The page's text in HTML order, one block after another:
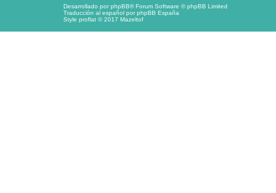
Desarrollado porphpBB® Forum Software © phpBB Limited
Traducción al español porphpBB España
Style proflat © 2017 Mazeltof